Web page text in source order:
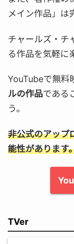
メイン作品」は
チャールズ・チ
る作品を気軽に
YouTubeで無料
ルの作品である
う。
非公式のアップ
能性があります
TVer